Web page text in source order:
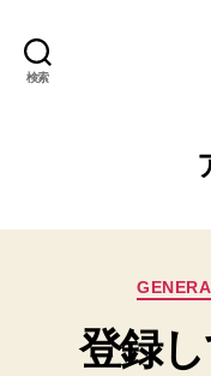
検索
登録し